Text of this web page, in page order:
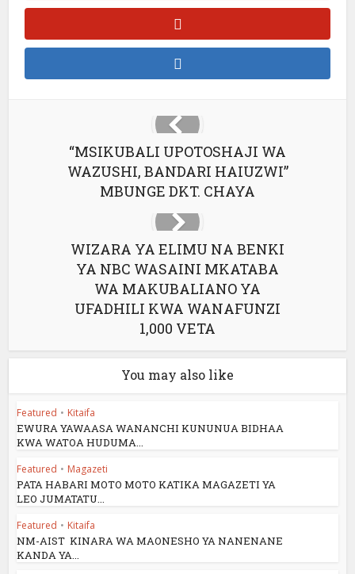
“MSIKUBALI UPOTOSHAJI WA
WAZUSHI, BANDARI HAIUZWI”
MBUNGE DKT. CHAYA
WIZARA YA ELIMU NA BENKI
YA NBC WASAINI MKATABA
WA MAKUBALIANO YA
UFADHILI KWA WANAFUNZI
1,000 VETA
You may also like
Featured • Kitaifa
EWURA YAWAASA WANANCHI KUNUNUA BIDHAA
KWA WATOA HUDUMA...
Featured • Magazeti
PATA HABARI MOTO MOTO KATIKA MAGAZETI YA
LEO JUMATATU...
Featured • Kitaifa
NM-AIST KINARA WA MAONESHO YA NANENANE
KANDA YA...